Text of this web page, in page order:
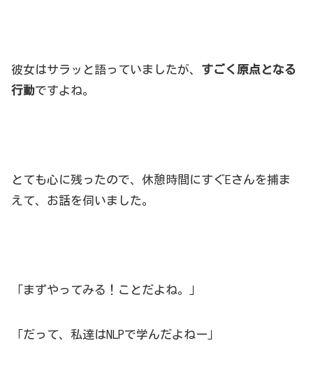
彼女はサラッと語っていましたが、 すごく原点となる
行動ですよね。
とても心に残ったので、休憩時間にすぐEさんを捕ま
えて、お話を伺いました。
「まずやってみる！ことだよね。」
「だって、私達はNLPで学んだよねー」